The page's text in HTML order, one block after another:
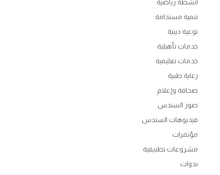
انشطة رياضية
تنمية مستدامة
توعية دينية
خدمات تأهيلية
خدمات تعليمية
رعاية طبية
صحافة وإعلام
صور السندس
فيديوهات السندس
مؤتمرات
مشروعات تطبيقية
ندوات